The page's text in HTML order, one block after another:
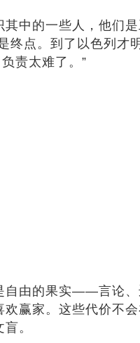
中的一些人，他们是
终点。到了以色列才
责太难了。”
自由的果实——言论、
赢家。这些代价不
。